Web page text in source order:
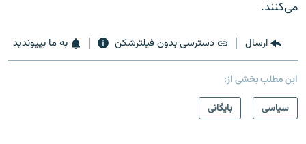
می‌کنند.
ارسال دسترسی بدون فیلترشکن به ما بپیوندید
این مطلب بخشی از:
سیاسی
بایگانی